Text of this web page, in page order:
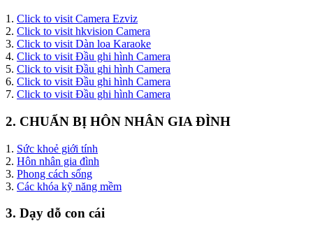
1. Click to visit Camera Ezviz
2. Click to visit hkvision Camera
3. Click to visit Dàn loa Karaoke
4. Click to visit Đầu ghi hình Camera
5. Click to visit Đầu ghi hình Camera
6. Click to visit Đầu ghi hình Camera
7. Click to visit Đầu ghi hình Camera
2. CHUẨN BỊ HÔN NHÂN GIA ĐÌNH
1. Sức khoẻ giới tính
2. Hôn nhân gia đình
3. Phong cách sống
3. Các khóa kỹ năng mềm
3. Dạy dỗ con cái